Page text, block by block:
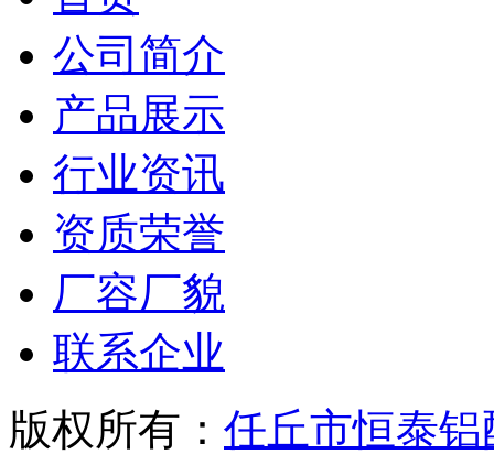
公司简介
产品展示
行业资讯
资质荣誉
厂容厂貌
联系企业
版权所有： 任丘市恒泰铝